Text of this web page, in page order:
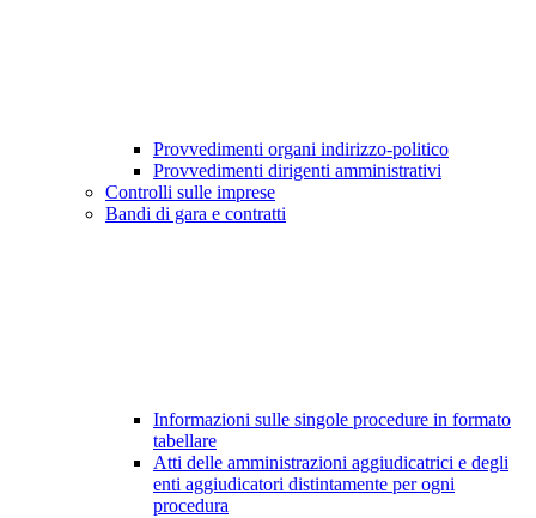
Provvedimenti organi indirizzo-politico
Provvedimenti dirigenti amministrativi
Controlli sulle imprese
Bandi di gara e contratti
Informazioni sulle singole procedure in formato
tabellare
Atti delle amministrazioni aggiudicatrici e degli
enti aggiudicatori distintamente per ogni
procedura